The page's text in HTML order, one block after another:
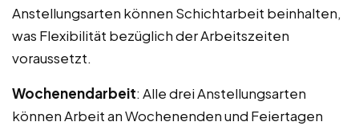
Anstellungsarten können Schichtarbeit beinhalten,
was Flexibilität bezüglich der Arbeitszeiten
voraussetzt.
Wochenendarbeit: Alle drei Anstellungsarten
können Arbeit an Wochenenden und Feiertagen